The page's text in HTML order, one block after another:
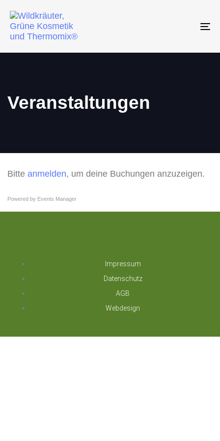
Veranstaltungen
Bitte anmelden, um deine Buchungen anzuzeigen.
Powered by Events Manager
Impressum
Datenschutz
AGB
Webdesign